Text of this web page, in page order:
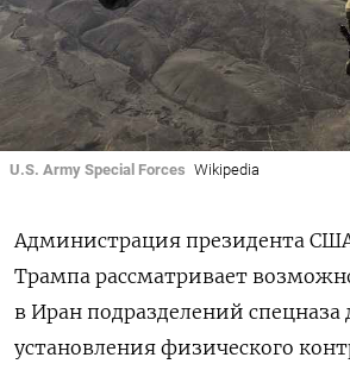
U.S. Army Special Forces Wikipedia
Администрация президента
Трампа рассматривает
в Иран подразделений спецназа
установления физического